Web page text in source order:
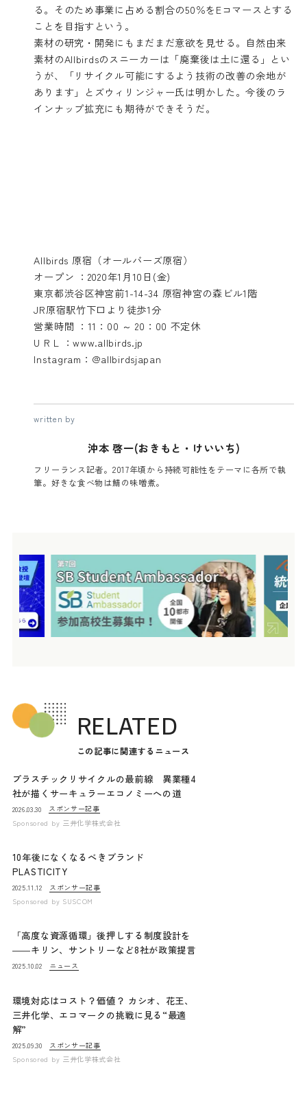
る。そのため事業に占める割合の50％をEコマースとする
ことを目指すという。
素材の研究・開発にもまだまだ意欲を見せる。自然由来
素材のAllbirdsのスニーカーは「廃棄後は土に還る」とい
うが、「リサイクル可能にするよう技術の改善の余地が
あります」とズウィリンジャー氏は明かした。今後のラ
インナップ拡充にも期待ができそうだ。
Allbirds 原宿（オールバーズ原宿）
オープン ：2020年1月10日(金)
東京都渋谷区神宮前1-14-34 原宿神宮の森ビル1階
JR原宿駅竹下口より徒歩1分
営業時間 ：11：00 ～ 20：00 不定休
U R L ：www.allbirds.jp
Instagram：@allbirdsjapan
written by
沖本 啓一(おきもと・けいいち)
フリーランス記者。2017年頃から持続可能性をテーマに各所で執
筆。好きな食べ物は鯖の味噌煮。
RELATED
この記事に関連するニュース
プラスチックリサイクルの最前線 異業種4
社が描くサーキュラーエコノミーへの道
2026.03.30
スポンサー記事
Sponsored by 三井化学株式会社
10年後になくなるべきブランド
PLASTICITY
2025.11.12
スポンサー記事
Sponsored by SUSCOM
「高度な資源循環」後押しする制度設計を
――キリン、サントリーなど8社が政策提言
2025.10.02 ニュース
環境対応はコスト？価値？ カシオ、花王、
三井化学、エコマークの挑戦に見る“最適
解”
2025.09.30
スポンサー記事
Sponsored by 三井化学株式会社